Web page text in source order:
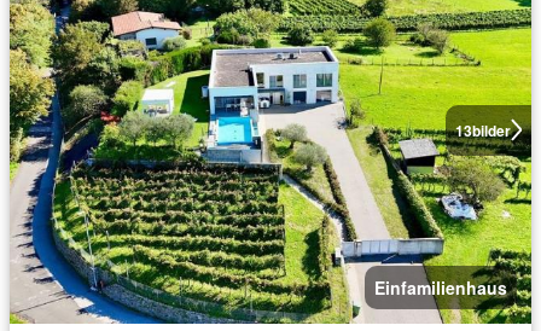
13bilder
Einfamilienhaus